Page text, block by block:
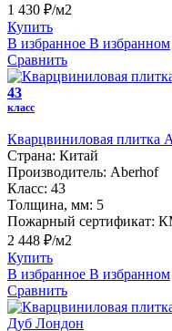
1 430 ₽/м2
Купить
В избранное В избранном
Сравнить
43
класс
Кварцвиниловая плитка
Страна: Китай
Производитель: Aberhof
Класс: 43
Толщина, мм: 5
Пожарный сертификат:
2 448 ₽/м2
Купить
В избранное В избранном
Сравнить